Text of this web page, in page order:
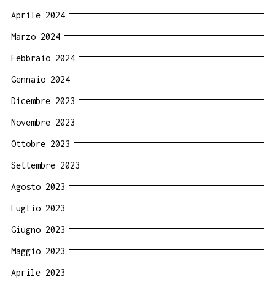
Aprile 2024
Marzo 2024
Febbraio 2024
Gennaio 2024
Dicembre 2023
Novembre 2023
Ottobre 2023
Settembre 2023
Agosto 2023
Luglio 2023
Giugno 2023
Maggio 2023
Aprile 2023